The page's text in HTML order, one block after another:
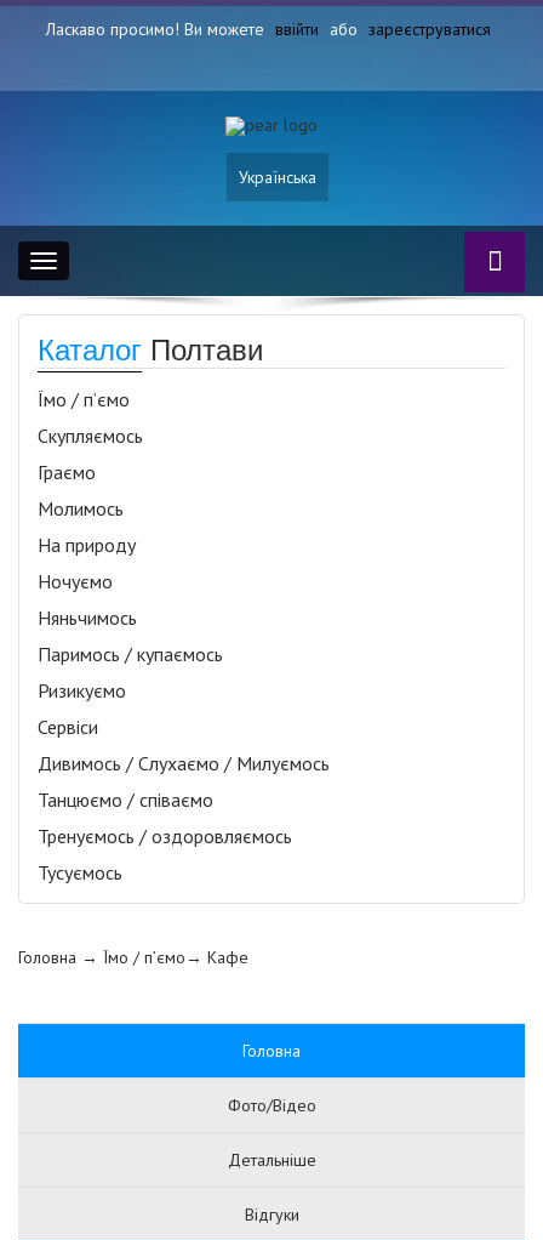
Ласкаво просимо! Ви можете ввійти або зареєструватися
Українська
Toggle
navigation
Каталог Полтави
Їмо / п’ємо
Скупляємось
Граємо
Молимось
На природу
Ночуємо
Няньчимось
Паримось / купаємось
Ризикуємо
Сервіси
Дивимось / Слухаємо / Милуємось
Танцюємо / співаємо
Тренуємось / оздоровляємось
Тусуємось
Головна → Їмо / п’ємо→ Кафе
Головна
Фото/Відео
Детальніше
Відгуки